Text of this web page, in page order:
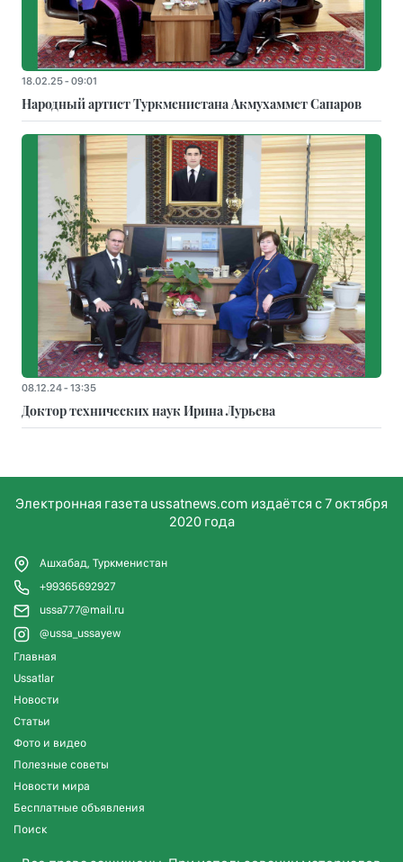
18.02.25 - 09:01
Народный артист Туркменистана Акмухаммет Сапаров
08.12.24 - 13:35
Доктор технических наук Ирина Лурьева
Электронная газета ussatnews.com издаётся с 7 октября
2020 года
Ашхабад, Туркменистан
+99365692927
ussa777@mail.ru
@ussa_ussayew
Главная
Ussatlar
Новости
Статьи
Фото и видео
Полезные советы
Новости мира
Бесплатные объявления
Поиск